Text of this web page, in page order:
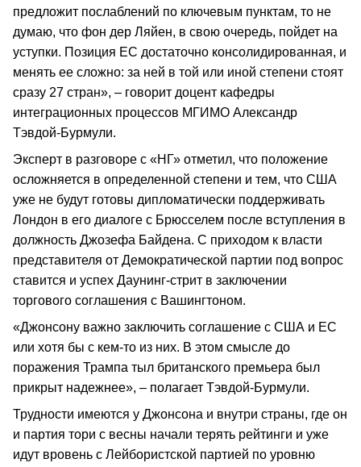
предложит послаблений по ключевым пунктам, то не
думаю, что фон дер Ляйен, в свою очередь, пойдет на
уступки. Позиция ЕС достаточно консолидированная, и
менять ее сложно: за ней в той или иной степени стоят
сразу 27 стран», – говорит доцент кафедры
интеграционных процессов МГИМО Александр
Тэвдой‑Бурмули.
Эксперт в разговоре с «НГ» отметил, что положение
осложняется в определенной степени и тем, что США
уже не будут готовы дипломатически поддерживать
Лондон в его диалоге с Брюсселем после вступления в
должность Джозефа Байдена. С приходом к власти
представителя от Демократической партии под вопрос
ставится и успех Даунинг-стрит в заключении
торгового соглашения с Вашингтоном.
«Джонсону важно заключить соглашение с США и ЕС
или хотя бы с кем-то из них. В этом смысле до
поражения Трампа тыл британского премьера был
прикрыт надежнее», – полагает Тэвдой-Бурмули.
Трудности имеются у Джонсона и внутри страны, где он
и партия тори с весны начали терять рейтинги и уже
идут вровень с Лейбористской партией по уровню